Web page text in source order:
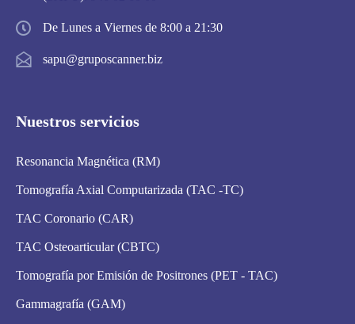
De Lunes a Viernes de 8:00 a 21:30
sapu@gruposcanner.biz
Nuestros servicios
Resonancia Magnética (RM)
Tomografía Axial Computarizada (TAC -TC)
TAC Coronario (CAR)
TAC Osteoarticular (CBTC)
Tomografía por Emisión de Positrones (PET - TAC)
Gammagrafía (GAM)